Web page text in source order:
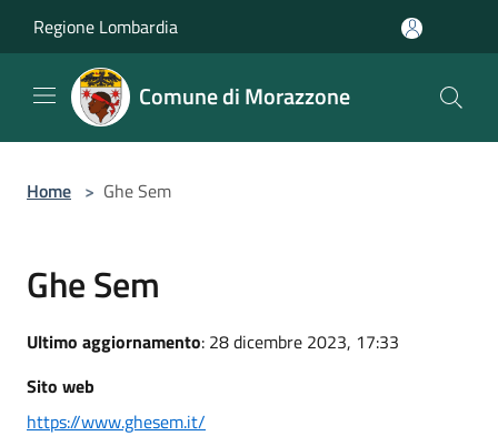
Regione Lombardia
Comune di Morazzone
Home > Ghe Sem
Ghe Sem
Ultimo aggiornamento: 28 dicembre 2023, 17:33
Sito web
https://www.ghesem.it/